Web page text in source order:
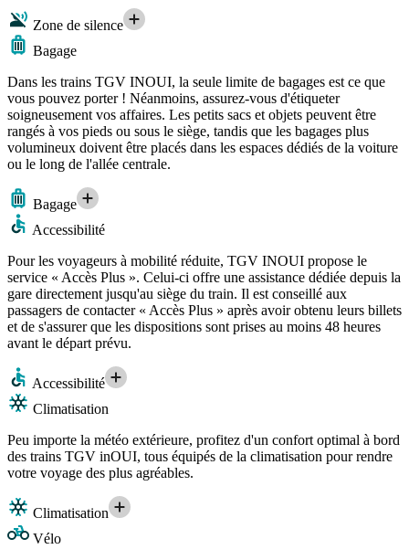
Zone de silence
Bagage
Dans les trains TGV INOUI, la seule limite de bagages est ce que
vous pouvez porter ! Néanmoins, assurez-vous d'étiqueter
soigneusement vos affaires. Les petits sacs et objets peuvent être
rangés à vos pieds ou sous le siège, tandis que les bagages plus
volumineux doivent être placés dans les espaces dédiés de la voiture
ou le long de l'allée centrale.
Bagage
Accessibilité
Pour les voyageurs à mobilité réduite, TGV INOUI propose le
service « Accès Plus ». Celui-ci offre une assistance dédiée depuis la
gare directement jusqu'au siège du train. Il est conseillé aux
passagers de contacter « Accès Plus » après avoir obtenu leurs billets
et de s'assurer que les dispositions sont prises au moins 48 heures
avant le départ prévu.
Accessibilité
Climatisation
Peu importe la météo extérieure, profitez d'un confort optimal à bord
des trains TGV inOUI, tous équipés de la climatisation pour rendre
votre voyage des plus agréables.
Climatisation
Vélo